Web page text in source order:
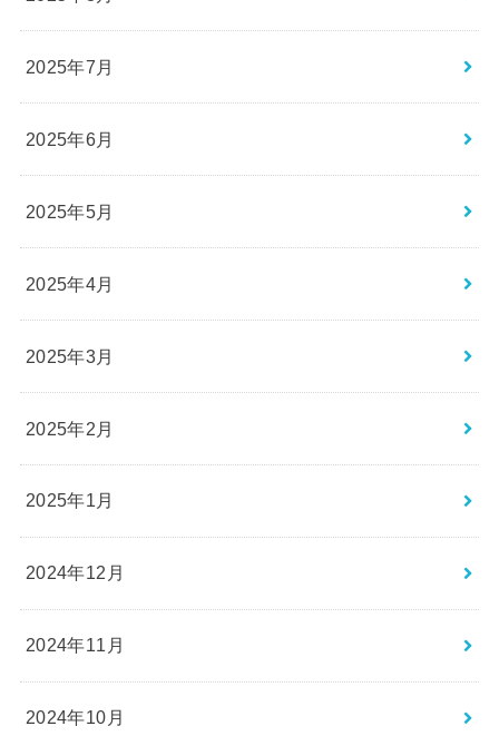
2025年7月
2025年6月
2025年5月
2025年4月
2025年3月
2025年2月
2025年1月
2024年12月
2024年11月
2024年10月